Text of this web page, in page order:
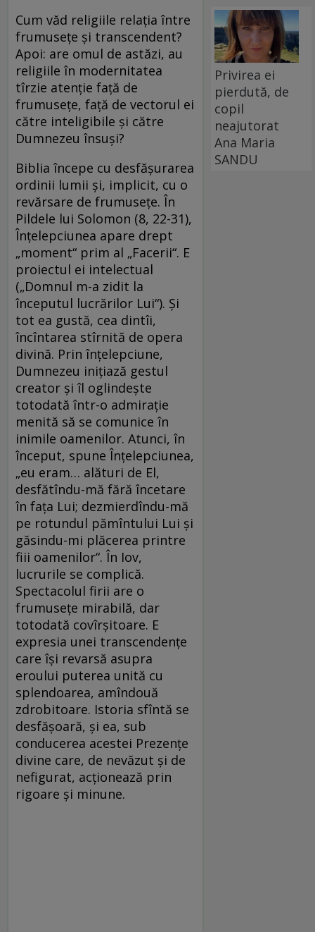
Cum văd religiile relaţia între
frumuseţe şi transcendent?
Apoi: are omul de astăzi, au
religiile în modernitatea
tîrzie atenţie faţă de
frumuseţe, faţă de vectorul ei
către inteligibile şi către
Dumnezeu însuşi?
Biblia începe cu desfăşurarea
ordinii lumii şi, implicit, cu o
revărsare de frumuseţe. În
Pildele lui Solomon (8, 22-31),
Înţelepciunea apare drept
„moment“ prim al „Facerii“. E
proiectul ei intelectual
(„Domnul m-a zidit la
începutul lucrărilor Lui“). Şi
tot ea gustă, cea dintîi,
încîntarea stîrnită de opera
divină. Prin înţelepciune,
Dumnezeu iniţiază gestul
creator şi îl oglindeşte
totodată într-o admiraţie
menită să se comunice în
inimile oamenilor. Atunci, în
început, spune Înţelepciunea,
„eu eram… alături de El,
desfătîndu-mă fără încetare
în faţa Lui; dezmierdîndu-mă
pe rotundul pămîntului Lui şi
găsindu-mi plăcerea printre
fiii oamenilor“. În Iov,
lucrurile se complică.
Spectacolul firii are o
frumuseţe mirabilă, dar
totodată covîrşitoare. E
expresia unei transcendenţe
care îşi revarsă asupra
eroului puterea unită cu
splendoarea, amîndouă
zdrobitoare. Istoria sfîntă se
desfăşoară, şi ea, sub
conducerea acestei Prezenţe
divine care, de nevăzut şi de
nefigurat, acţionează prin
rigoare şi minune.
Privirea ei
pierdută, de
copil
neajutorat
Ana Maria
SANDU